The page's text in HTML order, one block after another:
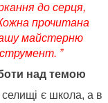
до серця,
прочитана
майстерню
”
над темою
селищі є школа, а в